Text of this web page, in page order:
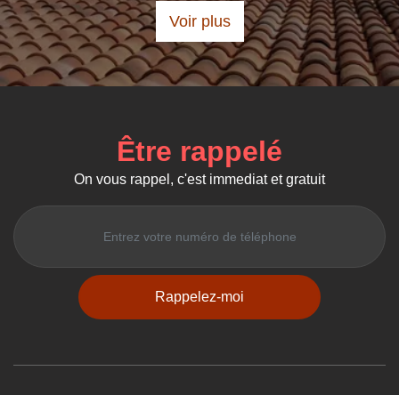
Voir plus
Être rappelé
On vous rappel, c'est immediat et gratuit